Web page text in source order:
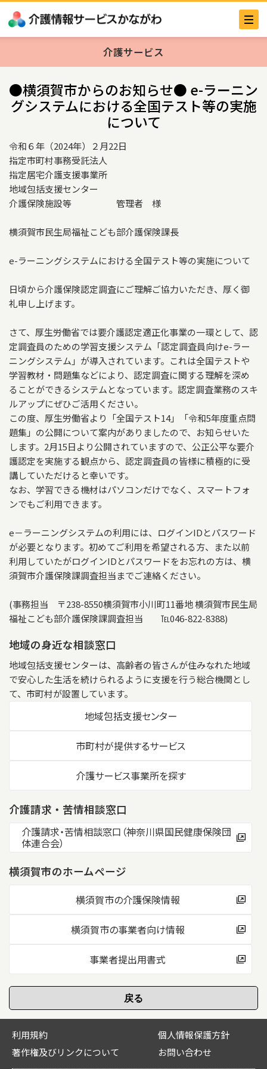
介護サービス
●横須賀市からのお知らせ● e-ラーニン
グシステムにおける全国テスト等の実施
について
令和６年（2024年）２月22日
指定市町村事務受託法人
指定居宅介護支援事業所
地域包括支援センター
介護保険施設等 管理者 様
横須賀市民生局福祉こども部介護保険課長
e-ラーニングシステムにおける全国テスト等の実施について
日頃から介護保険認定調査にご理解ご協力いただき、厚く御
礼申し上げます。
さて、厚生労働省では要介護認定適正化事業の一環として、認
定調査員のための学習支援システム「認定調査員向けe-ラー
ニングシステム」が導入されています。これは全国テストや
学習教材・問題集などにより、認定調査に関する理解を深め
ることができるシステムとなっています。認定調査業務のスキ
ルアップにぜひご活用ください。
この度、厚生労働省より「全国テスト14」「令和5年度重点問
題集」の公開について案内がありましたので、お知らせいた
します。2月15日より公開されていますので、公正公平な要介
護認定を実施する観点から、認定調査員の皆様に積極的に受
講していただけると幸いです。
なお、学習できる機材はパソコンだけでなく、スマートフォ
ンでもご利用できます。
e－ラーニングシステムの利用には、ログインIDとパスワード
が必要となります。初めてご利用を希望される方、また以前
利用していたがログインIDとパスワードをお忘れの方は、横
須賀市介護保険課調査担当までご連絡ください。
(事務担当 〒238-8550横須賀市小川町11番地 横須賀市民生局
福祉こども部介護保険課調査担当 ℡046-822-8388)
地域の身近な相談窓口
地域包括支援センターは、高齢者の皆さんが住みなれた地域
で安心した生活を続けられるように支援を行う総合機関とし
て、市町村が設置しています。
地域包括支援センター
市町村が提供するサービス
介護サービス事業所を探す
介護請求・苦情相談窓口
介護請求・苦情相談窓口（神奈川県国民健康保険団
体連合会）
横須賀市のホームページ
横須賀市の介護保険情報
横須賀市の事業者向け情報
事業者提出用書式
利用規約
個人情報保護方針
著作権及びリンクについて
お問い合わせ